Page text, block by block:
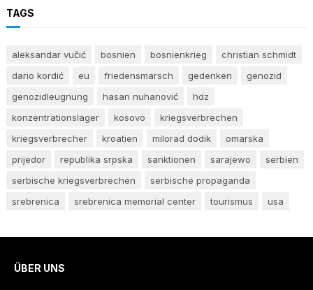
TAGS
aleksandar vučić bosnien bosnienkrieg
christian schmidt
dario kordić
eu friedensmarsch gedenken
genozid
genozidleugnung
hasan nuhanović
hdz
konzentrationslager
kosovo
kriegsverbrechen
kriegsverbrecher
kroatien milorad dodik
omarska
prijedor
republika srpska sanktionen sarajewo
serbien
serbische kriegsverbrechen
serbische propaganda
srebrenica
srebrenica memorial center tourismus usa
ÜBER UNS